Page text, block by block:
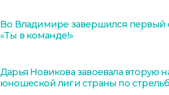
Во Владимире завершился первый
«Ты в команде!»
Дарья Новикова завоевала вторую
юношеской лиги страны по